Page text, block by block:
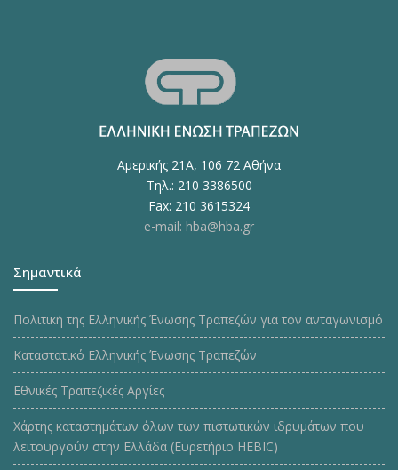
Αμερικής 21Α, 106 72 Αθήνα
Τηλ.: 210 3386500
Fax: 210 3615324
e-mail: hba@hba.gr
Σημαντικά
Πολιτική της Ελληνικής Ένωσης Τραπεζών για τον ανταγωνισμό
Καταστατικό Ελληνικής Ένωσης Τραπεζών
Εθνικές Τραπεζικές Αργίες
Χάρτης καταστημάτων όλων των πιστωτικών ιδρυμάτων που
λειτουργούν στην Ελλάδα (Ευρετήριο HEBIC)